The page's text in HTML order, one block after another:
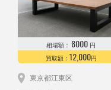
相場額： 8000 円
買取額： 12,000円
東京都江東区